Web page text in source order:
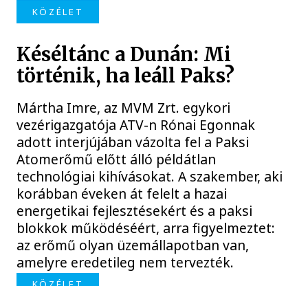
KÖZÉLET
Késéltánc a Dunán: Mi
történik, ha leáll Paks?
Mártha Imre, az MVM Zrt. egykori
vezérigazgatója ATV-n Rónai Egonnak
adott interjújában vázolta fel a Paksi
Atomerőmű előtt álló példátlan
technológiai kihívásokat. A szakember, aki
korábban éveken át felelt a hazai
energetikai fejlesztésekért és a paksi
blokkok működéséért, arra figyelmeztet:
az erőmű olyan üzemállapotban van,
amelyre eredetileg nem tervezték.